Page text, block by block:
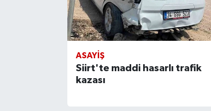
ASAYIŞ
Siirt'te maddi hasarlı trafik
kazası